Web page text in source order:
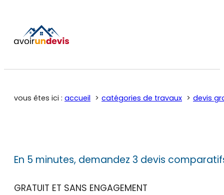
vous êtes ici : accueil catégories de travaux devis
En 5 minutes, demandez 3 devis
GRATUIT ET SANS ENGAGEMENT